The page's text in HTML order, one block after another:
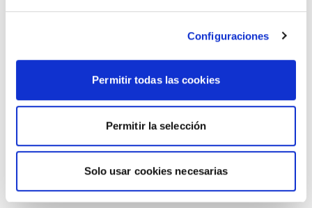
Configuraciones
Permitir todas las cookies
Permitir la selección
Solo usar cookies necesarias